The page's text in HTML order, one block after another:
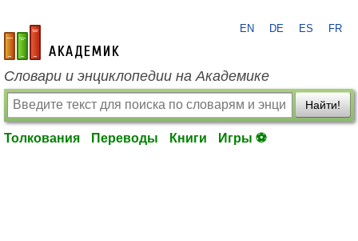
academic.ru
EN DE ES FR
Словари и энциклопедии на Академике
Найти!
Толкования Переводы Книги Игры ⚽